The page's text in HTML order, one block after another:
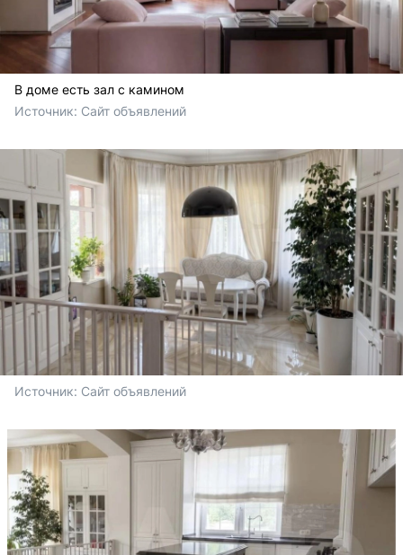
В доме есть зал с камином
Источник: Сайт объявлений
Источник: Сайт объявлений